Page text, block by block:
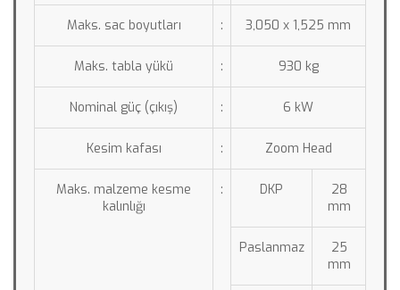
Maks. sac boyutları : 3,050 x 1,525 mm
Maks. tabla yükü : 930 kg
Nominal güç (çıkış) : 6 kW
Kesim kafası : Zoom Head
Maks. malzeme kesme
kalınlığı
: DKP
28
mm
Paslanmaz
25
mm